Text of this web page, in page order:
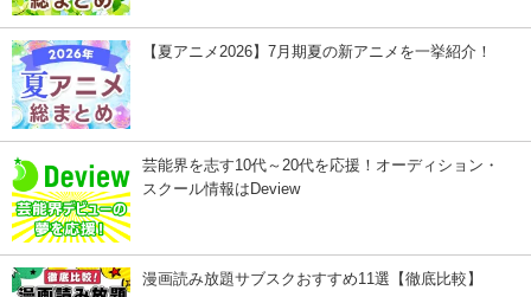
【夏アニメ2026】7月期夏の新アニメを一挙紹介！
芸能界を志す10代～20代を応援！オーディション・
スクール情報はDeview
漫画読み放題サブスクおすすめ11選【徹底比較】